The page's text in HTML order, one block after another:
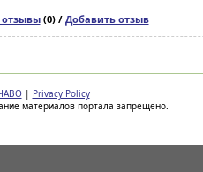
отзывы(0) / Добавить отзыв
| Privacy Policy
материалов портала запрещено.